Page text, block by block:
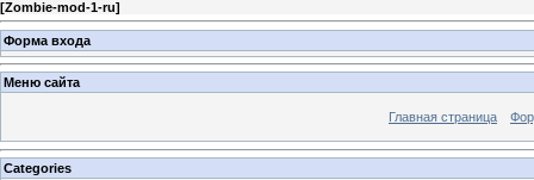
[Zombie-mod-1-ru]
Форма входа
Меню сайта
Главная страница
Categories